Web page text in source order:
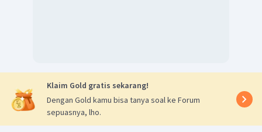
Klaim Gold gratis sekarang!
Dengan Gold kamu bisa tanya soal ke Forum
sepuasnya, lho.